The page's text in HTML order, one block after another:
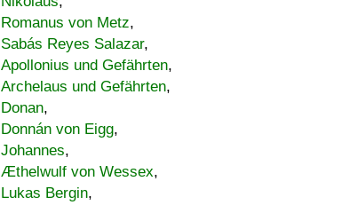
Romanus von Metz,
Sabás Reyes Salazar,
Apollonius und Gefährten,
Archelaus und Gefährten,
Donan,
Donnán von Eigg,
Johannes,
Æthelwulf von Wessex,
Lukas Bergin,